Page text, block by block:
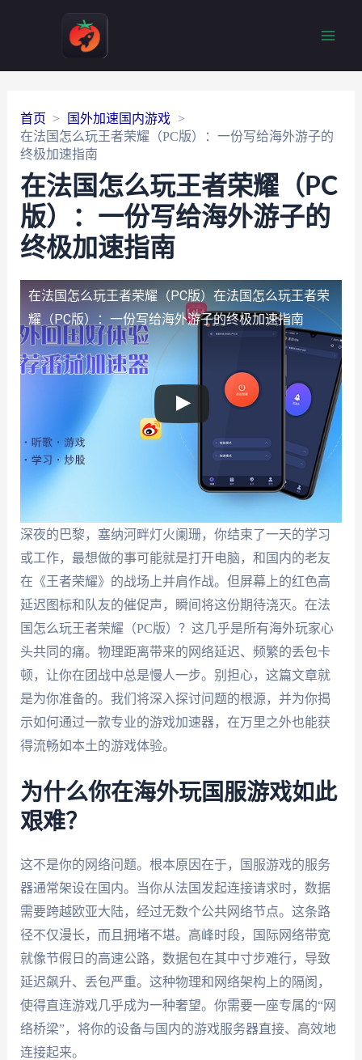
首页
国外加速国内游戏
在法国怎么玩王者荣耀（PC版）：一份写给海外游子的
终极加速指南
在法国怎么玩王者荣耀（PC
版）：一份写给海外游子的
终极加速指南
在法国怎么玩王者荣耀（PC版） 在法国怎么玩王者荣
耀（PC版）：一份写给海外游子的终极加速指南
深夜的巴黎，塞纳河畔灯火阑珊，你结束了一天的学习
或工作，最想做的事可能就是打开电脑，和国内的老友
在《王者荣耀》的战场上并肩作战。但屏幕上的红色高
延迟图标和队友的催促声，瞬间将这份期待浇灭。在法
国怎么玩王者荣耀（PC版）？这几乎是所有海外玩家心
头共同的痛。物理距离带来的网络延迟、频繁的丢包卡
顿，让你在团战中总是慢人一步。别担心，这篇文章就
是为你准备的。我们将深入探讨问题的根源，并为你揭
示如何通过一款专业的游戏加速器，在万里之外也能获
得流畅如本土的游戏体验。
为什么你在海外玩国服游戏如此
艰难？
这不是你的网络问题。根本原因在于，国服游戏的服务
器通常架设在国内。当你从法国发起连接请求时，数据
需要跨越欧亚大陆，经过无数个公共网络节点。这条路
径不仅漫长，而且拥堵不堪。高峰时段，国际网络带宽
就像节假日的高速公路，数据包在其中寸步难行，导致
延迟飙升、丢包严重。这种物理和网络架构上的隔阂，
使得直连游戏几乎成为一种奢望。你需要一座专属的“网
络桥梁”，将你的设备与国内的游戏服务器直接、高效地
连接起来。